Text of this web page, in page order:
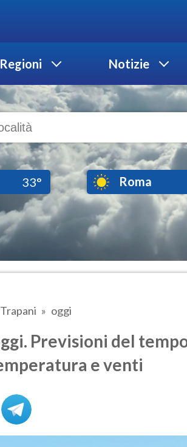
Regioni Notizie
33° Roma
Trapani oggi
Previsioni del
e venti